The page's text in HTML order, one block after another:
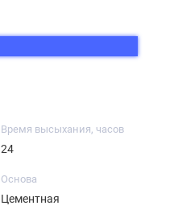
Время высыхания, часов
24
Основа
Цементная